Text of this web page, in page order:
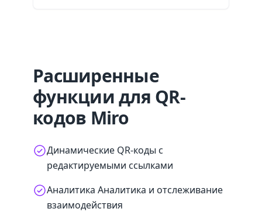
Расширенные
функции для QR-
кодов Miro
Динамические QR-коды с
редактируемыми ссылками
Аналитика Аналитика и отслеживание
взаимодействия